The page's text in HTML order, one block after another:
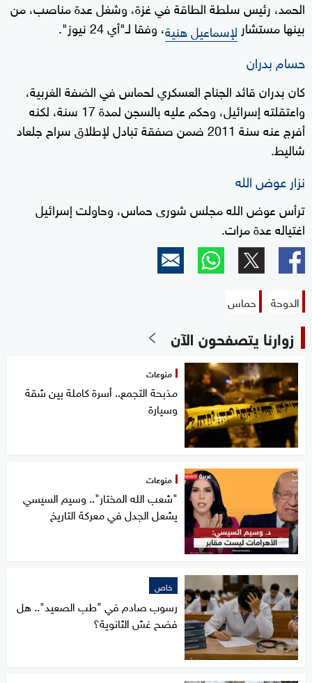
الحمد، رئيس سلطة الطاقة في غزة، وشغل عدة مناصب، من
بينها مستشار لإسماعيل هنية، وفقا لـ"أي 24 نيوز".
حسام بدران
كان بدران قائد الجناح العسكري لحماس في الضفة الغربية،
واعتقلته إسرائيل، وحكم عليه بالسجن لمدة 17 سنة، لكنه
أفرج عنه سنة 2011 ضمن صفقة تبادل لإطلاق سراح جلعاد
شاليط.
نزار عوض الله
ترأس عوض الله مجلس شورى حماس، وحاولت إسرائيل
اغتياله عدة مرات.
الدوحة حماس
زوارنا يتصفحون الآن
منوعات
مذبحة التجمع.. أسرة كاملة بين شقة
وسيارة
منوعات
"شعب الله المختار".. وسيم السيسي
يشعل الجدل في معركة التاريخ
خاص
رسوب صادم في "طب الصعيد".. هل
فضح غش الثانوية؟